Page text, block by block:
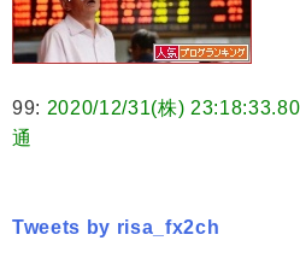
99: 2020/12/31(株)
通
Tweets by risa_fx2ch